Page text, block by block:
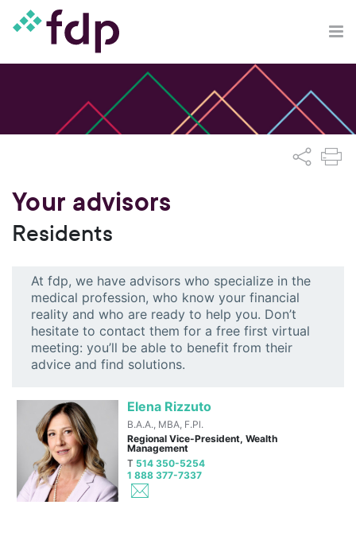
Your advisors
Residents
At fdp, we have advisors who specialize in the
medical profession, who know your financial
reality and who are ready to help you. Don’t
hesitate to contact them for a free first virtual
meeting: you’ll be able to benefit from their
advice and find solutions.
Elena Rizzuto
B.A.A., MBA, F.Pl.
Regional Vice-President, Wealth
Management
T 514 350-5254
1 888 377-7337